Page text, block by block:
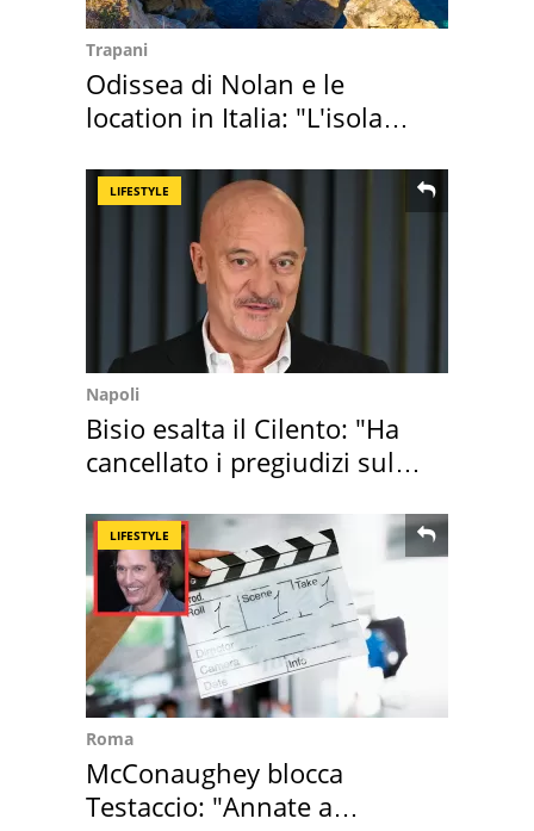
Trapani
Odissea di Nolan e le
location in Italia: "L'isola
LIFESTYLE
Napoli
Bisio esalta il Cilento: "Ha
cancellato i pregiudizi sul
LIFESTYLE
Roma
McConaughey blocca
Testaccio: "Annate a